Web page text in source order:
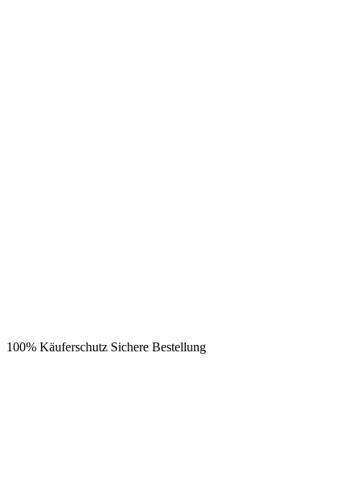
100% Käuferschutz Sichere Bestellung